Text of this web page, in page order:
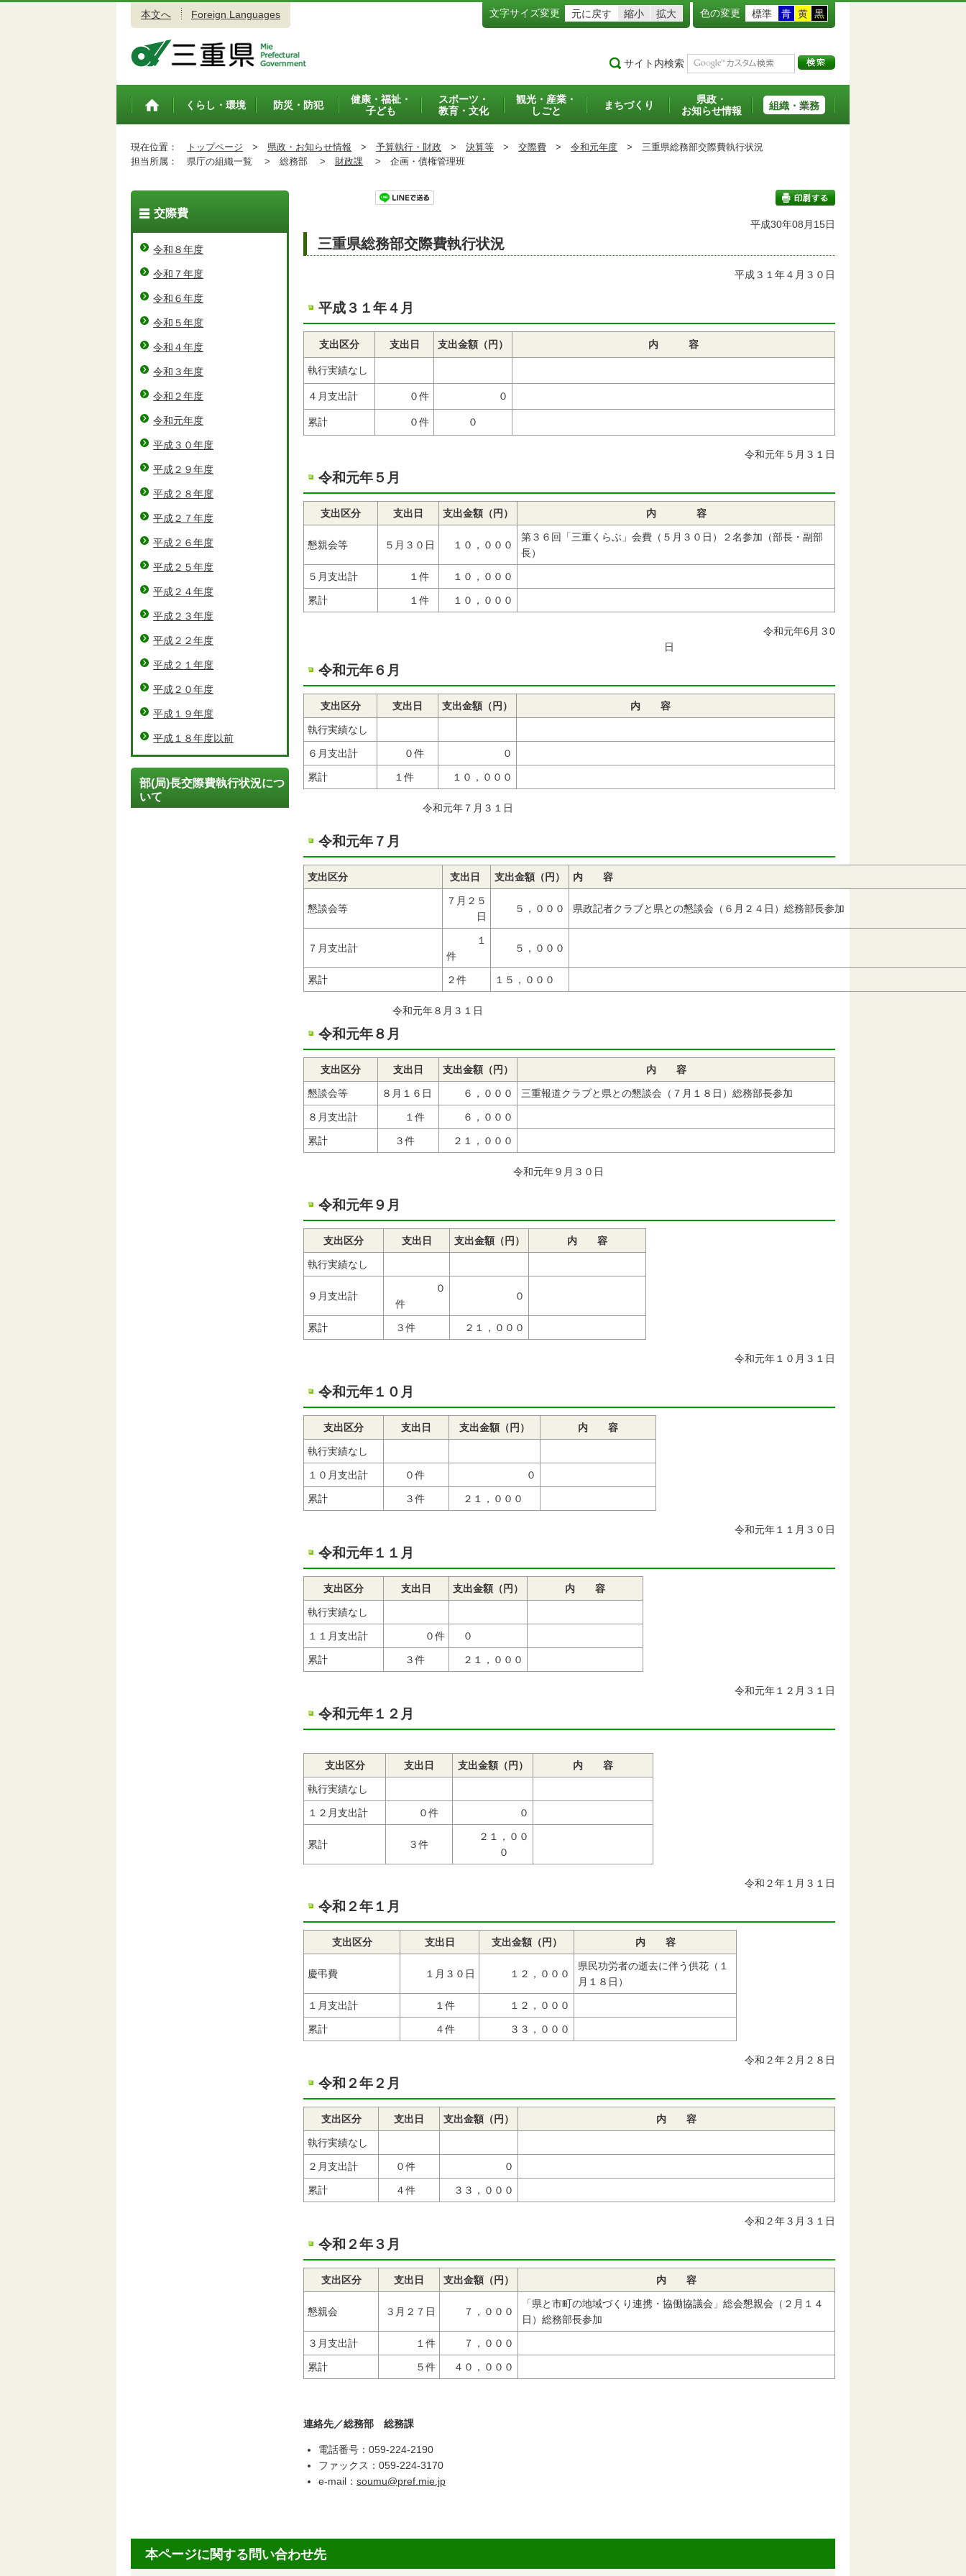
本文へ Foreign Languages 文字サイズ変更 元に戻す 縮小 拡大 色の変更 標準 青 黄 黒
サイト内検索
トップペ
くらし・環境 防災・防犯
健康・福祉・
子ども
スポーツ・
教育・文化
観光・産業・
しごと
まちづくり
県政・
お知らせ情報
組織・業務
現在位置： トップページ > 県政・お知らせ情報 > 予算執行・財政 > 決算等 > 交際費 > 令和元年度 > 三重県総務部交際費執行状況
担当所属：
県庁の組織一覧 > 総務部 > 財政課 > 企画・債権管理班
印刷する
平成30年08月15日
三重県総務部交際費執行状況
平成３１年４月３０日
平成３１年４月
支出区分 支出日 支出金額（円） 内 容
執行実績なし
４月支出計 ０件 ０
累計 ０件 ０
令和元年５月３１日
令和元年５月
支出区分 支出日 支出金額（円） 内 容
懇親会等 ５月３０日 １０，０００
第３６回「三重くらぶ」会費（５月３０日）２名参加（部長・副部
長）
５月支出計 １件 １０，０００
累計 １件 １０，０００
令和元年6月３0
日
令和元年６月
支出区分 支出日 支出金額（円） 内 容
執行実績なし
６月支出計 ０件 ０
累計 １件 １０，０００
令和元年７月３１日
令和元年７月
支出区分 支出日 支出金額（円） 内
懇談会等
７月２５
日
５，０００ 県政記者クラブと県との懇談会（６月２４日）総務部長参加
７月支出計
１
件
５，０００
累計 ２件 １５，０００
令和元年８月３１日
令和元年８月
支出区分 支出日 支出金額（円） 内 容
懇談会等 ８月１６日 ６，０００ 三重報道クラブと県との懇談会（７月１８日）総務部長参加
８月支出計 １件 ６，０００
累計 ３件 ２１，０００
令和元年９月３０日
令和元年９月
支出区分 支出日 支出金額（円） 内 容
執行実績なし
９月支出計
０
件
０
累計 ３件 ２１，０００
令和元年１０月３１日
令和元年１０月
支出区分 支出日 支出金額（円） 内 容
執行実績なし
１０月支出計 ０件 ０
累計 ３件 ２１，０００
令和元年１１月３０日
令和元年１１月
支出区分 支出日 支出金額（円） 内 容
執行実績なし
１１月支出計 ０件 ０
累計 ３件 ２１，０００
令和元年１２月３１日
令和元年１２月
支出区分 支出日 支出金額（円） 内 容
執行実績なし
１２月支出計 ０件 ０
累計 ３件
２１，００
０
令和２年１月３１日
令和２年１月
支出区分 支出日 支出金額（円） 内 容
慶弔費 １月３０日 １２，０００
県民功労者の逝去に伴う供花（１
月１８日）
１月支出計 １件 １２，０００
累計 ４件 ３３，０００
令和２年２月２８日
令和２年２月
支出区分 支出日 支出金額（円） 内 容
執行実績なし
２月支出計 ０件 ０
累計 ４件 ３３，０００
令和２年３月３１日
令和２年３月
支出区分 支出日 支出金額（円） 内 容
懇親会 ３月２７日 ７，０００
「県と市町の地域づくり連携・協働協議会」総会懇親会（２月１４
日）総務部長参加
３月支出計 １件 ７，０００
累計 ５件 ４０，０００
連絡先／総務部 総務課
電話番号：059-224-2190
ファックス：059-224-3170
e-mail： soumu@pref.mie.jp
交際費
令和８年度
令和７年度
令和６年度
令和５年度
令和４年度
令和３年度
令和２年度
令和元年度
平成３０年度
平成２９年度
平成２８年度
平成２７年度
平成２６年度
平成２５年度
平成２４年度
平成２３年度
平成２２年度
平成２１年度
平成２０年度
平成１９年度
平成１８年度以前
部(局)長交際費執行状況につ
いて
本ページに関する問い合わせ先